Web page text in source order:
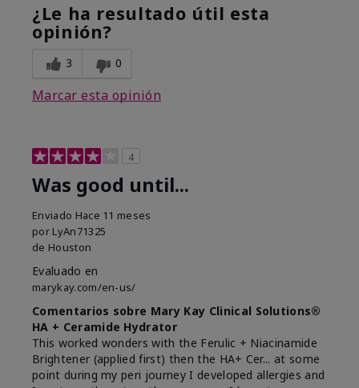
¿Le ha resultado útil esta
opinión?
3 0
Marcar esta opinión
4
Was good until...
Enviado Hace 11 meses
por LyAn71325
de Houston
Evaluado en
marykay.com/en-us/
Comentarios sobre Mary Kay Clinical Solutions®
HA + Ceramide Hydrator
This worked wonders with the Ferulic + Niacinamide
Brightener (applied first) then the HA+ Cer... at some
point during my peri journey I developed allergies and